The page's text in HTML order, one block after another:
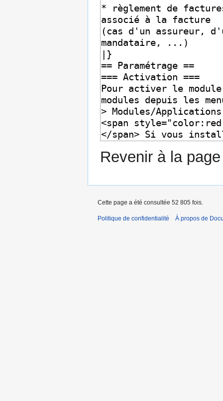
Revenir à la
Cette page a été consultée 52 805 fois.
Politique de confidentialité À propos de